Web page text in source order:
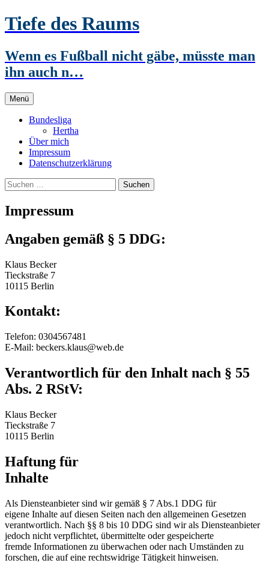
Zum
Inhalt
Tiefe des Raums
Wenn es Fußball nicht gäbe, müsste man
ihn auch n…
Menü
Bundesliga
Hertha
Über mich
Impressum
Datenschutzerklärung
Suchen
nach:
Impressum
Angaben gemäß § 5 DDG:
Klaus Becker
Tieckstraße 7
10115 Berlin
Kontakt:
Telefon: 0304567481
E-Mail: beckers.klaus@web.de
Verantwortlich für den Inhalt nach § 55
Abs. 2 RStV:
Klaus Becker
Tieckstraße 7
10115 Berlin
Haftung für
Inhalte
Als Diensteanbieter sind wir gemäß § 7 Abs.1 DDG für
eigene Inhalte auf diesen Seiten nach den allgemeinen Gesetzen
verantwortlich. Nach §§ 8 bis 10 DDG sind wir als Diensteanbieter
jedoch nicht verpflichtet, übermittelte oder gespeicherte
fremde Informationen zu überwachen oder nach Umständen zu
forschen, die auf eine rechtswidrige Tätigkeit hinweisen.